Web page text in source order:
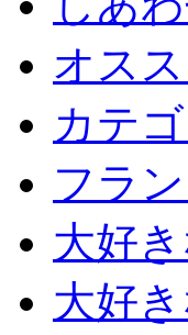
オス
カテ
フラ
大好
大好